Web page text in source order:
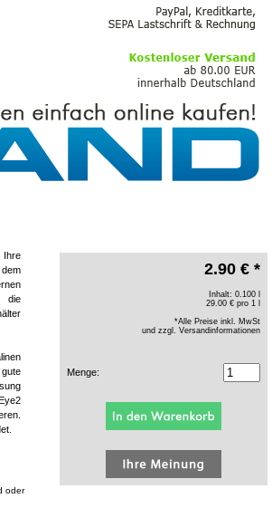
die
oder
2.90 € *
Inhalt: 0.100 l
29.00 € pro 1 l
*Alle Preise inkl. MwSt
und zzgl. Versandinformationen
Menge: